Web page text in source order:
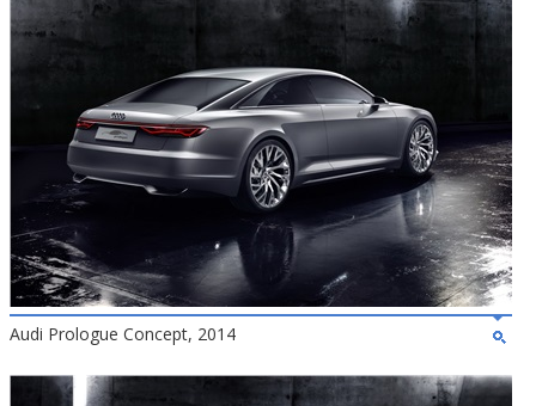
Audi Prologue Concept, 2014